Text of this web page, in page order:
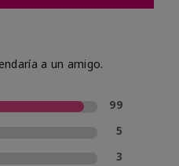
a un amigo.
99
5
3